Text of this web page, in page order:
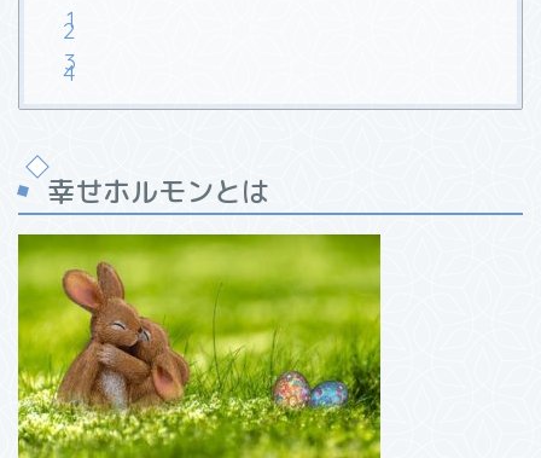
幸せホルモンとは